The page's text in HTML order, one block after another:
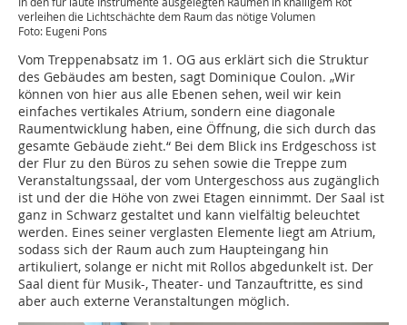
verleihen die Lichtschächte dem Raum das nötige Volumen
Foto: Eugeni Pons
Vom Treppenabsatz im 1. OG aus erklärt sich die Struktur
des Gebäudes am besten, sagt Dominique Coulon. „Wir
können von hier aus alle Ebenen sehen, weil wir kein
einfaches vertikales Atrium, sondern eine diagonale
Raumentwicklung haben, eine Öffnung, die sich durch das
gesamte Gebäude zieht.“ Bei dem Blick ins Erdgeschoss ist
der Flur zu den Büros zu sehen sowie die Treppe zum
Veranstaltungssaal, der vom Untergeschoss aus zugänglich
ist und der die Höhe von zwei Etagen einnimmt. Der Saal ist
ganz in Schwarz gestaltet und kann vielfältig beleuchtet
werden. Eines seiner verglasten Elemente liegt am Atrium,
sodass sich der Raum auch zum Haupteingang hin
artikuliert, solange er nicht mit Rollos abgedunkelt ist. Der
Saal dient für Musik-, Theater- und Tanzauftritte, es sind
aber auch externe Veranstaltungen möglich.